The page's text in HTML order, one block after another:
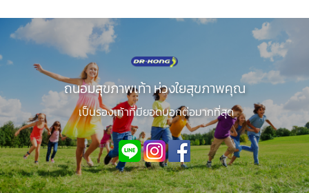
ถนอมสุขภาพเท้า ห่วงใยสุขภาพคุณ
เป็นรองเท้าที่มียอดบอกต่อมากที่สุด